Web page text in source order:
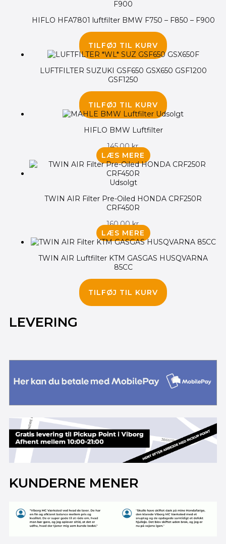
HIFLO HFA7801 luftfilter BMW F750 – F850 – F900
TILFØJ TIL KURV
LUFTFILTER SUZUKI GSF650 GSX650 GSF1200
GSF1250
TILFØJ TIL KURV
Udsolgt
HIFLO BMW Luftfilter
145.00kr.
LÆS MERE
Udsolgt
TWIN AIR Filter Pre-Oiled HONDA CRF250R
CRF450R
160.00kr.
LÆS MERE
TWIN AIR Luftfilter KTM GASGAS HUSQVARNA
85CC
TILFØJ TIL KURV
LEVERING
KUNDERNE MENER